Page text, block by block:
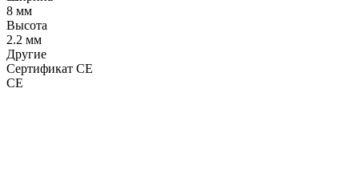
8 мм
Высота
2.2 мм
Другие
Сертификат CE
CE